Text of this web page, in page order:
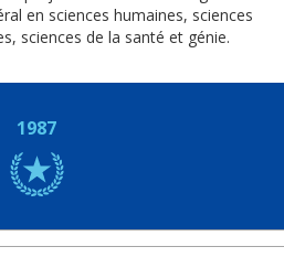
en sciences humaines, sciences
sciences de la santé et génie.
1987